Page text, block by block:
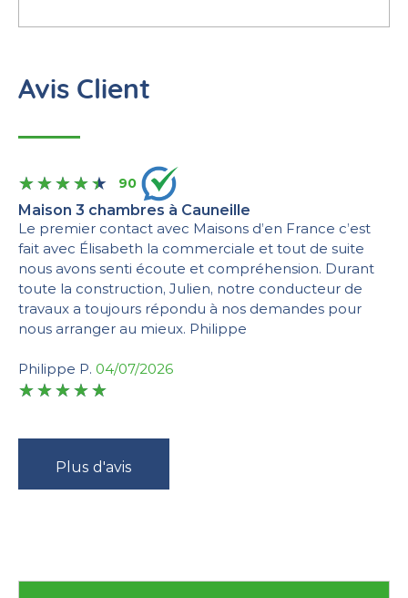
Avis Client
90
Maison 3 chambres à Cauneille
Le premier contact avec Maisons d’en France c’est
fait avec Élisabeth la commerciale et tout de suite
nous avons senti écoute et compréhension. Durant
toute la construction, Julien, notre conducteur de
travaux a toujours répondu à nos demandes pour
nous arranger au mieux. Philippe
Philippe P. 04/07/2026
Plus d'avis